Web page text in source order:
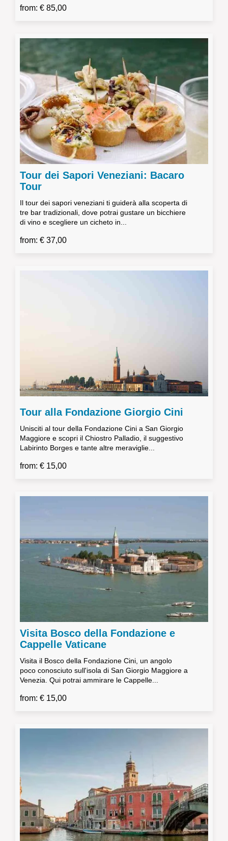
from: € 85,00
Tour dei Sapori Veneziani: Bacaro
Tour
Il tour dei sapori veneziani ti guiderà alla scoperta di
tre bar tradizionali, dove potrai gustare un bicchiere
di vino e scegliere un cicheto in...
from: € 37,00
Tour alla Fondazione Giorgio Cini
Unisciti al tour della Fondazione Cini a San Giorgio
Maggiore e scopri il Chiostro Palladio, il suggestivo
Labirinto Borges e tante altre meraviglie...
from: € 15,00
Visita Bosco della Fondazione e
Cappelle Vaticane
Visita il Bosco della Fondazione Cini, un angolo
poco conosciuto sull'isola di San Giorgio Maggiore a
Venezia. Qui potrai ammirare le Cappelle...
from: € 15,00